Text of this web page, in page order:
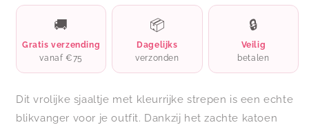
🚚
Gratis verzending
vanaf €75
📦
Dagelijks
verzonden
🔒
Veilig
betalen
Dit vrolijke sjaaltje met kleurrijke strepen is een echte
blikvanger voor je outfit. Dankzij het zachte katoen